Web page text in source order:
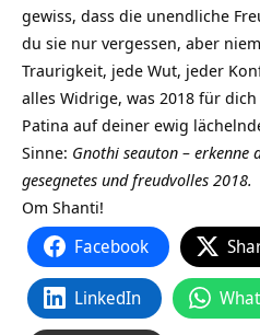
gewiss, dass die unendliche
du sie nur vergessen, aber
Traurigkeit, jede Wut, jeder
alles Widrige, was 2018 für
Patina auf deiner ewig
Sinne: Gnothi seauton – erkenne
gesegnetes und freudvolles 2018.
Om Shanti!
Facebook
LinkedIn